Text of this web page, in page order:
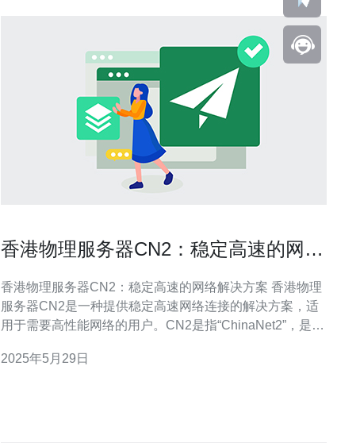
香港物理服务器CN2：稳定高速的网络
香港物理服务器CN2：稳定高速的网络解决方案 香港物理
服务器CN2是一种提供稳定高速网络连接的解决方案，适
用于需要高性能网络的用户。CN2是指“ChinaNet2”，是中
CN2的主要优势包括： 稳定性：CN2网络拥有强大的骨干
2025年5月29日